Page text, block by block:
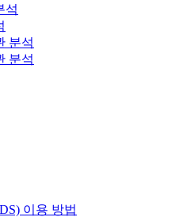
석
분석
분석
이용 방법